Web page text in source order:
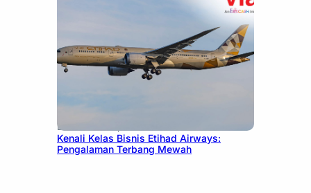
December 27, 2024
Kenali Kelas Bisnis Etihad Airways:
Pengalaman Terbang Mewah